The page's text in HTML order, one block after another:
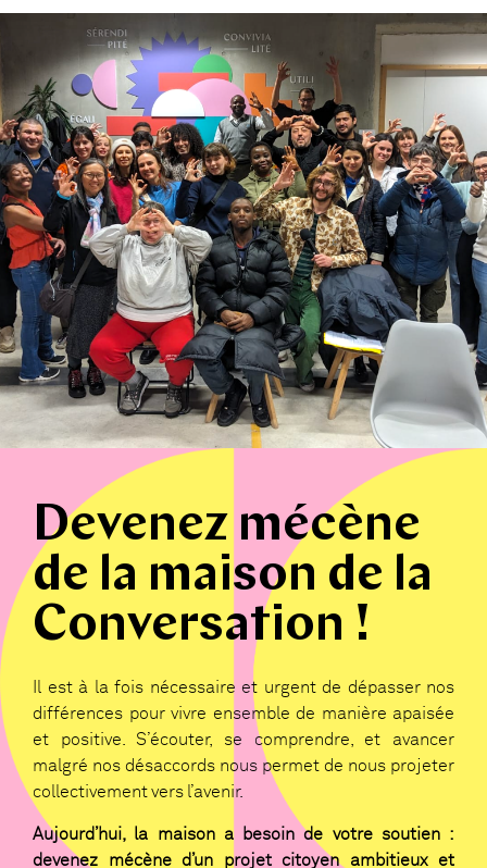
Devenez mécène
de la maison de la
Conversation !
Il est à la fois nécessaire et urgent de dépasser nos
différences pour vivre ensemble de manière apaisée
et positive. S’écouter, se comprendre, et avancer
malgré nos désaccords nous permet de nous projeter
collectivement vers l’avenir.
Aujourd’hui, la maison a besoin de votre soutien :
devenez mécène d’un projet citoyen ambitieux et